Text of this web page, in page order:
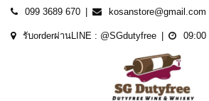
Skip
099 3689 670 kosanstore@gmail.com
รับorderผ่านLINE : @SGdutyfree 09:00